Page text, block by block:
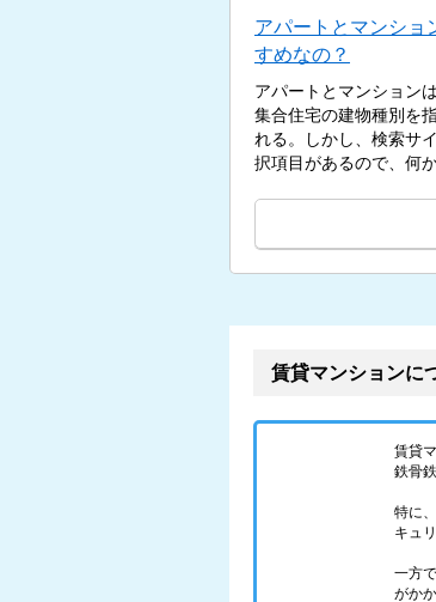
アパートとマンショ
すめなの？
アパートとマンション
集合住宅の建物種別を
れる。しかし、検索サ
択項目があるので、何
賃貸マンションに
賃貸
鉄骨
特に
キュ
一方
がか